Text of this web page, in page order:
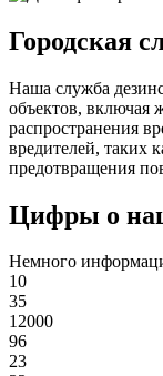
Городская
Наша служба
объектов, включая
распространения
вредителей, таких
предотвращения
Цифры о
Немного
10
35
12000
96
23